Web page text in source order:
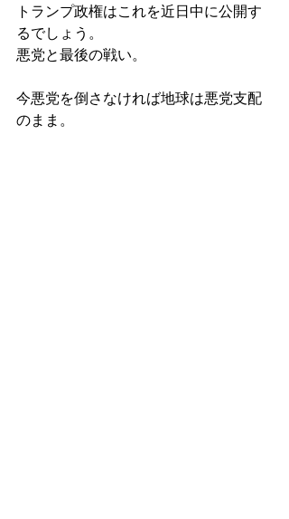
トランプ政権はこれを近日中に公開す
るでしょう。
悪党と最後の戦い。
今悪党を倒さなければ地球は悪党支配
のまま。